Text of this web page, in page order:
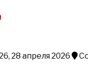
28 апреля 2026